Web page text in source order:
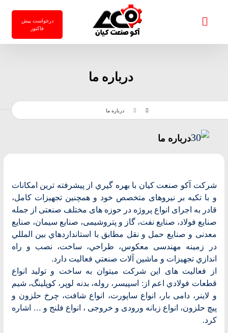
درخواست پیش
فاکتور
درباره ما
درباره ما
درباره ما
شرکت آکو صنعت کیان با بهره گيري از پيشرفته ترين امكانات
و با تکیه بر نیروهای متخصص خود و همچنین تجهیزات کامل،
قادر به اجرای انواع پروژه در حوزه های مختلف صنعتی از جمله
صنایع فولاد، صنایع نفت، گاز و پتروشیمی، صنایع سیمان، صنایع
معدنی و صنایع حمل و نقل مطابق با استانداردهاي بين المللي
در زمينه مهندسی معکوس، طراحي، ساخت، نصب و راه
اندازي تجهيزات و ماشين آلات صنعتي فعاليت دارد.
از فعالیت های این شرکت میتوان به ساخت و توليد انواع
قطعات فولادي اعم از: اسپیسر، روله، بدنه لوپر، کوپلینگ، شیم
و لاینر، دامی بار، انواع ساپورت، انواع شافت، چرخ حلزون و
پیچ حلزون، انواع زبانه ورودی و خروجی ، انواع فلنج و … اشاره
کرد.